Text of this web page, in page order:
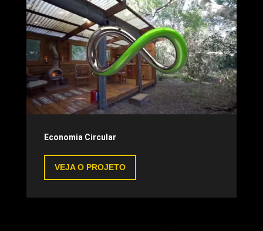
Economia Circular
VEJA O PROJETO